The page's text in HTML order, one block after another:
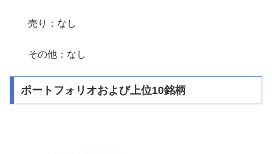
売り：なし
その他：なし
ポートフォリオおよび上位10銘柄